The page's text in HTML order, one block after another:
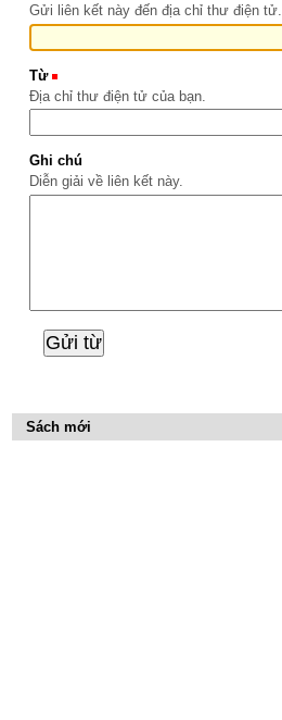
Gửi liên kết này đến địa chỉ thư điện tử.
Từ
Địa chỉ thư điện tử của bạn.
Ghi chú
Diễn giải về liên kết này.
Sách mới